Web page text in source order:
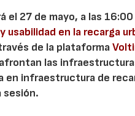
el 27 de mayo, a las
usabilidad en la recarga
de la plataforma
las
en infraestructura de
sesión.